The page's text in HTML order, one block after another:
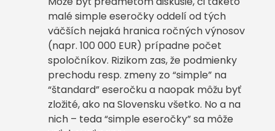
malé simple eseročky oddelí od tých
väčších nejaká hranica ročných výnosov
(napr. 100 000 EUR) prípadne počet
spoločníkov. Rizikom zas, že podmienky
prechodu resp. zmeny zo “simple” na
“štandard” eseročku a naopak môžu byť
zložité, ako na Slovensku všetko. No a na
nich – teda “simple eseročky” sa môže